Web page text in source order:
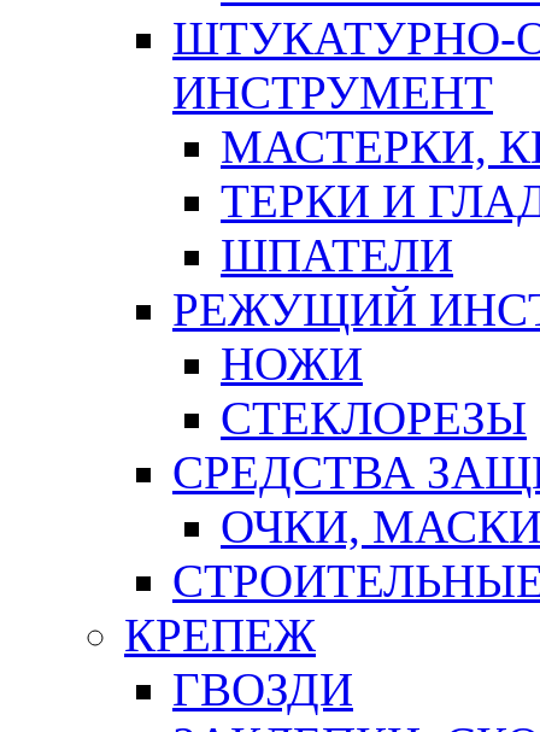
ШТУКАТУРНО-
ИНСТРУМЕНТ
МАСТЕРКИ,
ТЕРКИ И
ШПАТЕЛИ
РЕЖУЩИЙ
НОЖИ
СТЕКЛОРЕЗЫ
СРЕДСТВА
ОЧКИ,
КРЕПЕЖ
ГВОЗДИ